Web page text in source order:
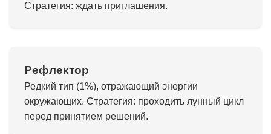
Стратегия: ждать приглашения.
Рефлектор
Редкий тип (1%), отражающий энергии
окружающих. Стратегия: проходить лунный цикл
перед принятием решений.